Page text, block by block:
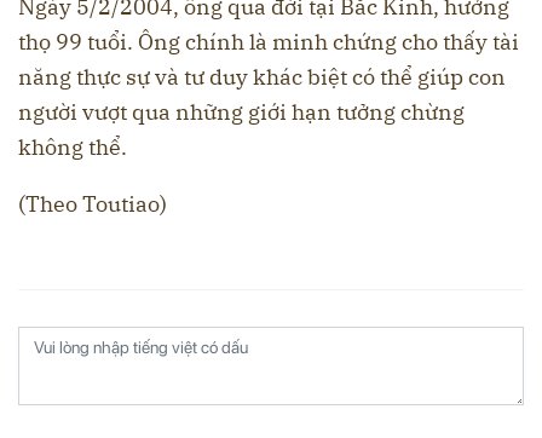
Ngày 5/2/2004, ông qua đời tại Bắc Kinh, hưởng
thọ 99 tuổi. Ông chính là minh chứng cho thấy tài
năng thực sự và tư duy khác biệt có thể giúp con
người vượt qua những giới hạn tưởng chừng
không thể.
(Theo Toutiao)